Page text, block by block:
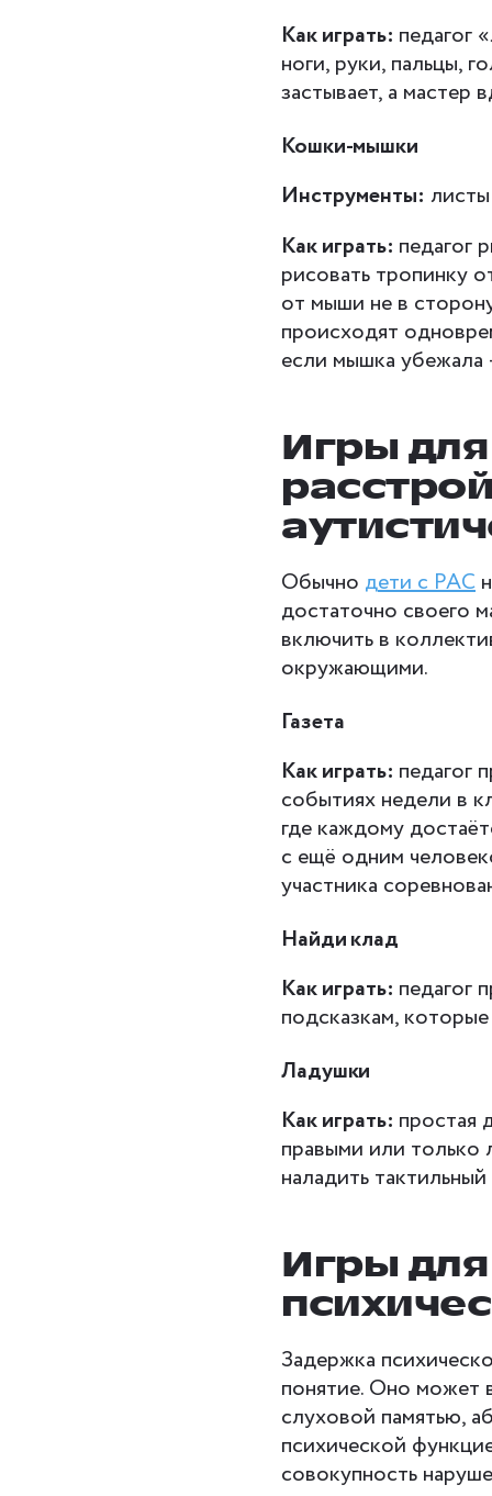
Как играть: педагог
ноги, руки, пальцы,
застывает, а мастер
Кошки-мышки
Инструменты:
Как играть: педагог
рисовать тропинку
от мыши не в
происходят
если мышка убежала
Игры
Обычно дети с РАС
достаточно своего
включить в
окружающими.
Газета
Как играть: педагог
событиях недели в
где каждому
с ещё одним
участника
Найди клад
Как играть: педагог
подсказкам,
Ладушки
Как играть: простая
правыми или только
наладить
Игры
Задержка
понятие. Оно может
слуховой памятью,
психической
совокупность